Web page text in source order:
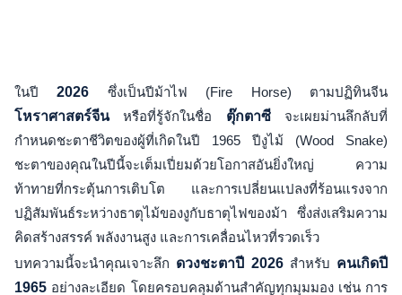
ในปี2026 ซึ่งเป็นปีม้าไฟ (Fire Horse) ตามปฏิทินจีน
โหราศาสตร์จีนหรือที่รู้จักในชื่อ ตุ๊กตาซีจะเผยม่านลึกลับที่
กำหนดชะตาชีวิตของผู้ที่เกิดในปี 1965 ปีงูไม้ (Wood Snake)
ชะตาของคุณในปีนี้จะเต็มเปี่ยมด้วยโอกาสอันยิ่งใหญ่ ความ
ท้าทายที่กระตุ้นการเติบโต และการเปลี่ยนแปลงที่ร้อนแรงจาก
ปฏิสัมพันธ์ระหว่างธาตุไม้ของงูกับธาตุไฟของม้า ซึ่งส่งเสริมความ
คิดสร้างสรรค์ พลังงานสูง และการเคลื่อนไหวที่รวดเร็ว
บทความนี้จะนำคุณเจาะลึก ดวงชะตาปี 2026สำหรับ คนเกิดปี
1965 อย่างละเอียด โดยครอบคลุมด้านสำคัญทุกมุมมอง เช่น การ